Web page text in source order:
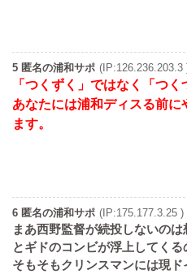
5 匿名の浦和サポ (IP:126.236.203.3
「つくずく」ではなく「つく
あなたには浦和ディスる前
ます。
6 匿名の浦和サポ (IP:175.177.3.25 )
まあ西野監督が続投しないの
とギドのコンビが浮上してく
そもそもクリンスマンには現